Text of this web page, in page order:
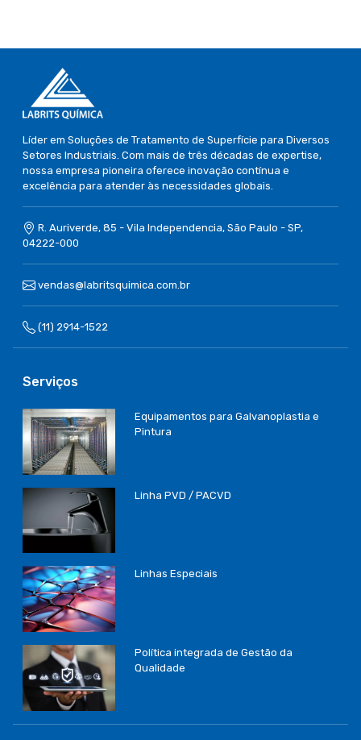
Líder em Soluções de Tratamento de Superfície para Diversos
Setores Industriais. Com mais de três décadas de expertise,
nossa empresa pioneira oferece inovação contínua e
excelência para atender às necessidades globais.
R. Auriverde, 85 - Vila Independencia, São Paulo - SP,
04222-000
vendas@labritsquimica.com.br
(11) 2914-1522
Serviços
Equipamentos para Galvanoplastia e
Pintura
Linha PVD / PACVD
Linhas Especiais
Política integrada de Gestão da
Qualidade